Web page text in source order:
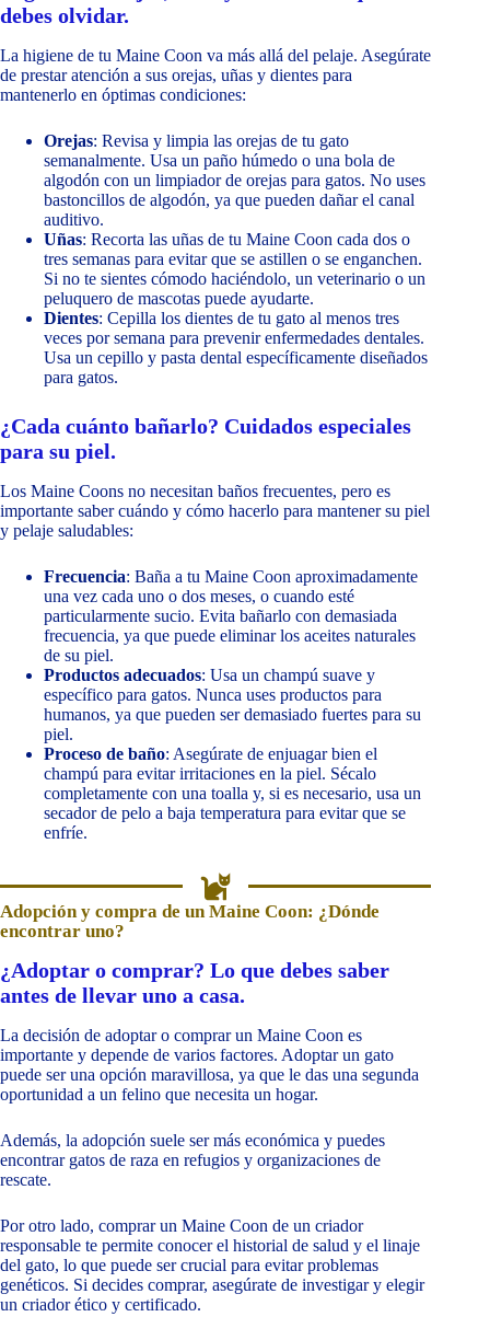
debes olvidar.
La higiene de tu Maine Coon va más allá del pelaje. Asegúrate
de prestar atención a sus orejas, uñas y dientes para
mantenerlo en óptimas condiciones:
Orejas: Revisa y limpia las orejas de tu gato
semanalmente. Usa un paño húmedo o una bola de
algodón con un limpiador de orejas para gatos. No uses
bastoncillos de algodón, ya que pueden dañar el canal
auditivo.
Uñas: Recorta las uñas de tu Maine Coon cada dos o
tres semanas para evitar que se astillen o se enganchen.
Si no te sientes cómodo haciéndolo, un veterinario o un
peluquero de mascotas puede ayudarte.
Dientes: Cepilla los dientes de tu gato al menos tres
veces por semana para prevenir enfermedades dentales.
Usa un cepillo y pasta dental específicamente diseñados
para gatos.
¿Cada cuánto bañarlo? Cuidados especiales
para su piel.
Los Maine Coons no necesitan baños frecuentes, pero es
importante saber cuándo y cómo hacerlo para mantener su piel
y pelaje saludables:
Frecuencia: Baña a tu Maine Coon aproximadamente
una vez cada uno o dos meses, o cuando esté
particularmente sucio. Evita bañarlo con demasiada
frecuencia, ya que puede eliminar los aceites naturales
de su piel.
Productos adecuados: Usa un champú suave y
específico para gatos. Nunca uses productos para
humanos, ya que pueden ser demasiado fuertes para su
piel.
Proceso de baño: Asegúrate de enjuagar bien el
champú para evitar irritaciones en la piel. Sécalo
completamente con una toalla y, si es necesario, usa un
secador de pelo a baja temperatura para evitar que se
enfríe.
Adopción y compra de un Maine Coon: ¿Dónde
encontrar uno?
¿Adoptar o comprar? Lo que debes saber
antes de llevar uno a casa.
La decisión de adoptar o comprar un Maine Coon es
importante y depende de varios factores. Adoptar un gato
puede ser una opción maravillosa, ya que le das una segunda
oportunidad a un felino que necesita un hogar.
Además, la adopción suele ser más económica y puedes
encontrar gatos de raza en refugios y organizaciones de
rescate.
Por otro lado, comprar un Maine Coon de un criador
responsable te permite conocer el historial de salud y el linaje
del gato, lo que puede ser crucial para evitar problemas
genéticos. Si decides comprar, asegúrate de investigar y elegir
un criador ético y certificado.